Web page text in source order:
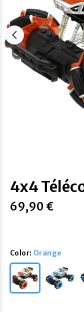
4x4
69,90 €
Color: Orange